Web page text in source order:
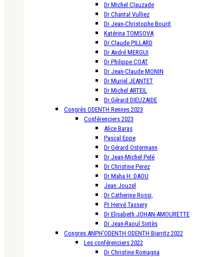
Dr Michel Clauzade
Dr Chantal Vulliez
Dr Jean-Christophe Bourit
Katérina TOMSOVA
Dr Claude PILLARD
Dr André MERGUI
Dr Philippe COAT
Dr Jean-Claude MONIN
Dr Muriel JEANTET
Dr Michel ARTEIL
Dr Gérard DIEUZAIDE
Congrès ODENTH Rennes 2023
Conférenciers 2023
Alice Baras
Pascal Eppe
Dr Gérard Ostermann
Dr Jean-Michel Pelé
Dr Christine Perez
Dr Maha H. DAOU
Jean Jouzel
Dr Catherine Rossi,
Pr Hervé Tassery
Dr Elisabeth JOHAN-AMOURETTE
Dr Jean-Raoul Sintès
Congres ANPH’ODENTH ODENTH Biarritz 2022
Les conférenciers 2022
Dr Christine Romagna